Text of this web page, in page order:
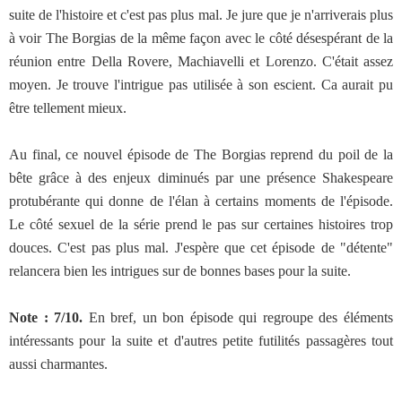
suite de l'histoire et c'est pas plus mal. Je jure que je n'arriverais plus
à voir The Borgias de la même façon avec le côté désespérant de la
réunion entre Della Rovere, Machiavelli et Lorenzo. C'était assez
moyen. Je trouve l'intrigue pas utilisée à son escient. Ca aurait pu
être tellement mieux.
Au final, ce nouvel épisode de The Borgias reprend du poil de la
bête grâce à des enjeux diminués par une présence Shakespeare
protubérante qui donne de l'élan à certains moments de l'épisode.
Le côté sexuel de la série prend le pas sur certaines histoires trop
douces. C'est pas plus mal. J'espère que cet épisode de "détente"
relancera bien les intrigues sur de bonnes bases pour la suite.
Note : 7/10. En bref, un bon épisode qui regroupe des éléments
intéressants pour la suite et d'autres petite futilités passagères tout
aussi charmantes.